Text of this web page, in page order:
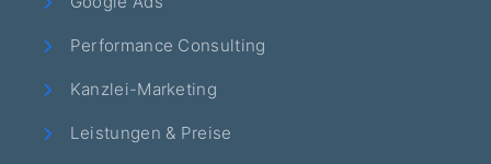
Performance Consulting
Kanzlei-Marketing
Leistungen & Preise